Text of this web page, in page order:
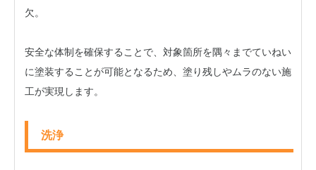
欠。
安全な体制を確保することで、対象箇所を隅々までていねい
に塗装することが可能となるため、塗り残しやムラのない施
工が実現します。
洗浄